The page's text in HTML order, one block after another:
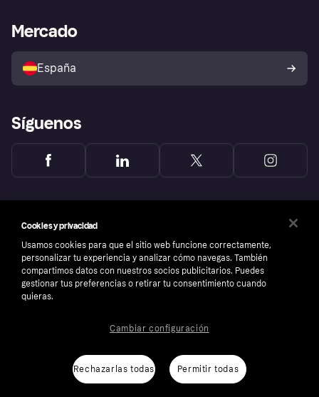
Directorio de tiendas
Política de protección al
comprador de Klarna
Reclamaciones
Acceso empresas
Mercado
España
Síguenos
Número de empresa: 556737-0431
Aviso Sobre CookiesKlarna.com
Cookies y privacidad
Usamos cookies para que el sitio web funcione correctamente,
personalizar tu experiencia y analizar cómo navegas. También
compartimos datos con nuestros socios publicitarios. Puedes
gestionar tus preferencias o retirar tu consentimiento cuando
quieras.
Rechazarlas todas Permitir todas
Cambiar configuración